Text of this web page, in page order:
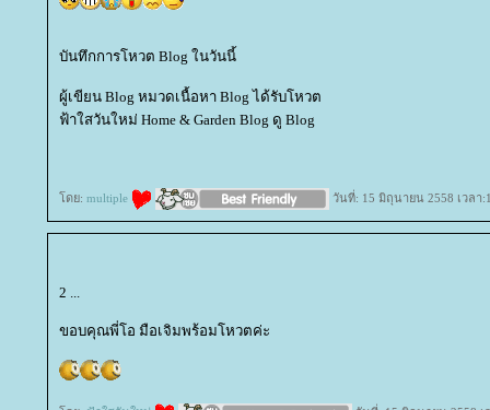
บันทึกการโหวต Blog ในวันนี้
ผู้เขียน Blog หมวดเนื้อหา Blog ได้รับโหวต
ฟ้าใสวันใหม่ Home & Garden Blog ดู Blog
ดย: multiple วันที่: 15 มิถุนายน 2558 เวลา
2 ...
ขอบคุณพี่โอ มือเจิมพร้อมโหวตค่ะ